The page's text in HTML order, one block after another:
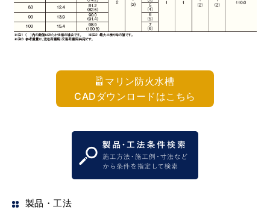
マリン防火水槽
CADダウンロードはこちら
製品・工法